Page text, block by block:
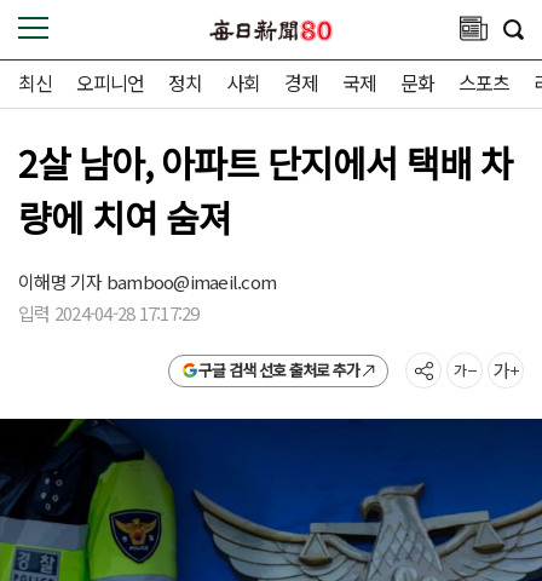
최신 오피니언 정치 사회 경제 국제 문화 스포츠
2살 남아, 아파트 단지에서 택배 차
량에 치여 숨져
이해명 기자bamboo@imaeil.com
입력 2024-04-28 17:17:29
구글 검색 선호 출처로 추가